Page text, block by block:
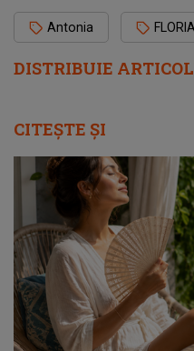
DISTRIBUIE
Antonia
CITEȘTE ȘI